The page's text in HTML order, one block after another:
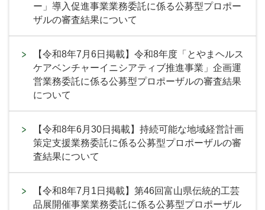
ー」導入促進事業業務委託に係る公募型プロポー
ザルの審査結果について
【令和8年7月6日掲載】令和8年度「とやまヘルス
ケアベンチャーイニシアティブ推進事業」企画運
営業務委託に係る公募型プロポーザルの審査結果
について
【令和8年6月30日掲載】持続可能な地域経営計画
策定支援業務委託に係る公募型プロポーザルの審
査結果について
【令和8年7月1日掲載】第46回富山県伝統的工芸
品展開催事業業務委託に係る公募型プロポーザル